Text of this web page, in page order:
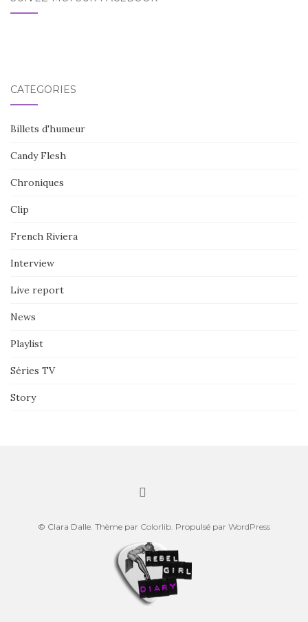
CATÉGORIES
Billets d'humeur
Candy Flesh
Chroniques
Clip
French Riviera
Interview
Live report
News
Playlist
Séries TV
Story
© Clara Dalle. Thème par Colorlib . Propulsé par WordPress